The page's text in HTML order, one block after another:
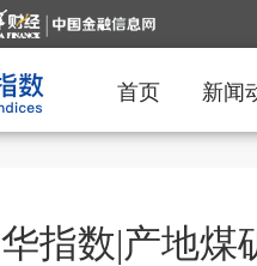
首页 新闻
指数|产地煤